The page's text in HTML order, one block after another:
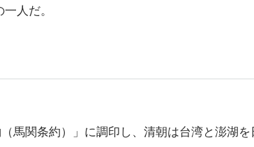
人だ。
馬関条約）」に調印し、清朝は台湾と澎湖を